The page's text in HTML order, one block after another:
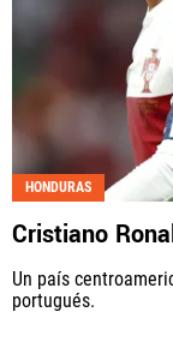
HONDURAS
Cristiano
Un país
portugués.